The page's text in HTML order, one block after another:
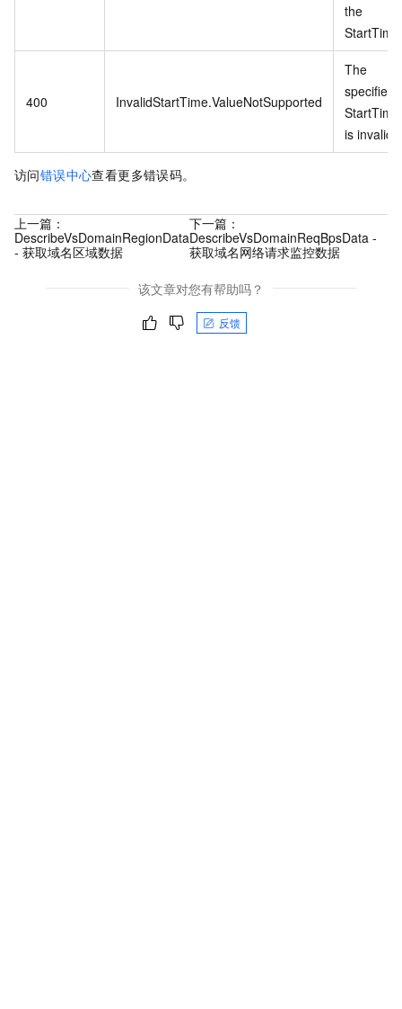
the
400 InvalidStartTime.ValueNotSupported
The
specified
StartTime
is invalid.
访问错误中心查看更多错误码。
上一篇：
DescribeVsDomainRegionData
- 获取域名区域数据
下一篇：
DescribeVsDomainReqBpsData -
获取域名网络请求监控数据
该文章对您有帮助吗？
反馈